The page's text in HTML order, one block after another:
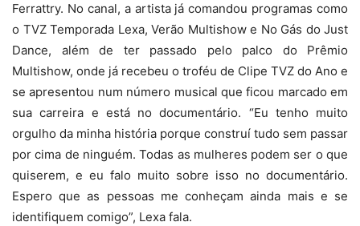
Ferrattry. No canal, a artista já comandou programas como
o TVZ Temporada Lexa, Verão Multishow e No Gás do Just
Dance, além de ter passado pelo palco do Prêmio
Multishow, onde já recebeu o troféu de Clipe TVZ do Ano e
se apresentou num número musical que ficou marcado em
sua carreira e está no documentário. “Eu tenho muito
orgulho da minha história porque construí tudo sem passar
por cima de ninguém. Todas as mulheres podem ser o que
quiserem, e eu falo muito sobre isso no documentário.
Espero que as pessoas me conheçam ainda mais e se
identifiquem comigo”, Lexa fala.